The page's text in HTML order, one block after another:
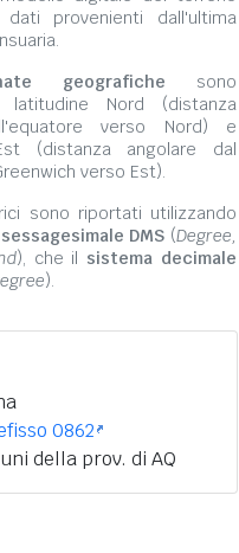
provenienti dall'ultima
geografiche sono
Nord (distanza
verso Nord) e
(distanza angolare dal
verso Est).
sono riportati utilizzando
DMS (Degree,
), che il sistema decimale
).
0862
della prov. di AQ